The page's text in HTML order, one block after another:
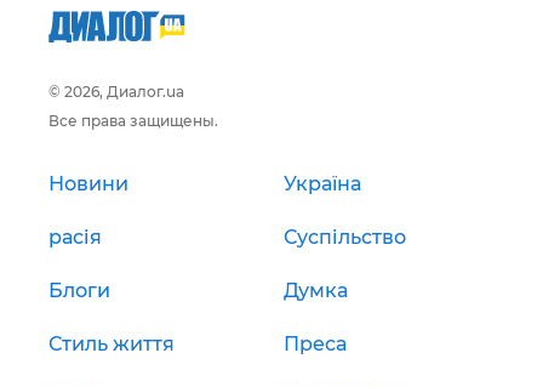
© 2026, Диалог.ua
Все права защищены.
Новини Україна
расія Суспільство
Блоги Думка
Стиль життя Преса